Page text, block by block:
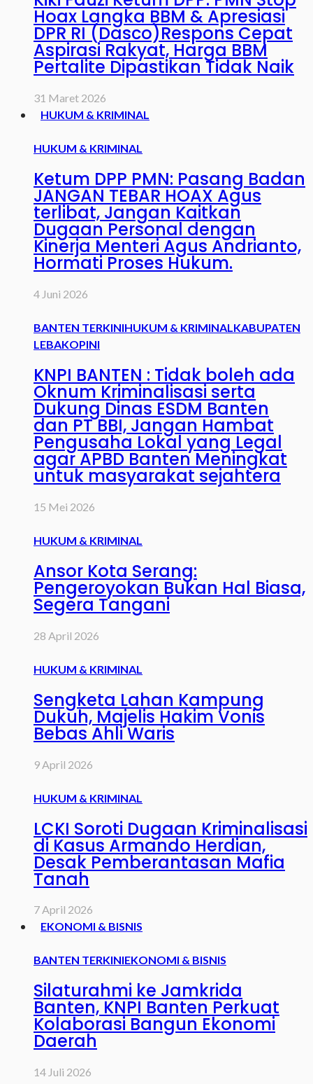
Hoax Langka BBM & Apresiasi
DPR RI (Dasco)Respons Cepat
Aspirasi Rakyat, Harga BBM
Pertalite Dipastikan Tidak Naik
31 Maret 2026
HUKUM & KRIMINAL
HUKUM & KRIMINAL
Ketum DPP PMN: Pasang Badan
JANGAN TEBAR HOAX Agus
terlibat, Jangan Kaitkan
Dugaan Personal dengan
Kinerja Menteri Agus Andrianto,
Hormati Proses Hukum.
4 Juni 2026
BANTEN TERKINIHUKUM & KRIMINALKABUPATEN
LEBAKOPINI
KNPI BANTEN : Tidak boleh ada
Oknum Kriminalisasi serta
Dukung Dinas ESDM Banten
dan PT BBI, Jangan Hambat
Pengusaha Lokal yang Legal
agar APBD Banten Meningkat
untuk masyarakat sejahtera
15 Mei 2026
HUKUM & KRIMINAL
Ansor Kota Serang:
Pengeroyokan Bukan Hal Biasa,
Segera Tangani
28 April 2026
HUKUM & KRIMINAL
Sengketa Lahan Kampung
Dukuh, Majelis Hakim Vonis
Bebas Ahli Waris
9 April 2026
HUKUM & KRIMINAL
LCKI Soroti Dugaan Kriminalisasi
di Kasus Armando Herdian,
Desak Pemberantasan Mafia
Tanah
7 April 2026
EKONOMI & BISNIS
BANTEN TERKINIEKONOMI & BISNIS
Silaturahmi ke Jamkrida
Banten, KNPI Banten Perkuat
Kolaborasi Bangun Ekonomi
Daerah
14 Juli 2026